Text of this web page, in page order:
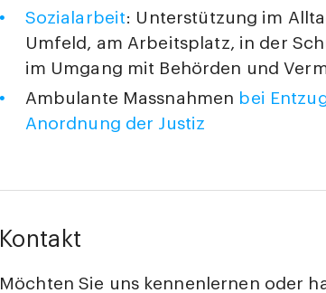
Sozialarbeit: Unterstützung im
Umfeld, am Arbeitsplatz, in der
im Umgang mit Behörden und
Ambulante Massnahmen bei
Anordnung der Justiz
Kontakt
Möchten Sie uns kennenlernen oder